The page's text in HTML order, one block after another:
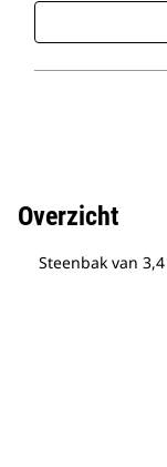
Overzicht
Steenbak van